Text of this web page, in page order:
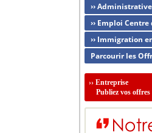
›› Administrative
›› Emploi
›› Immigration
Parcourir les
›› Entreprise
Publiez vos offres